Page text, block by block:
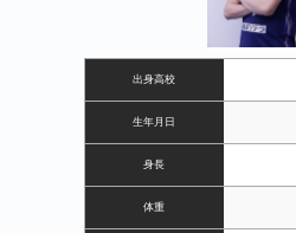
出身高校
生年月日
身長
体重